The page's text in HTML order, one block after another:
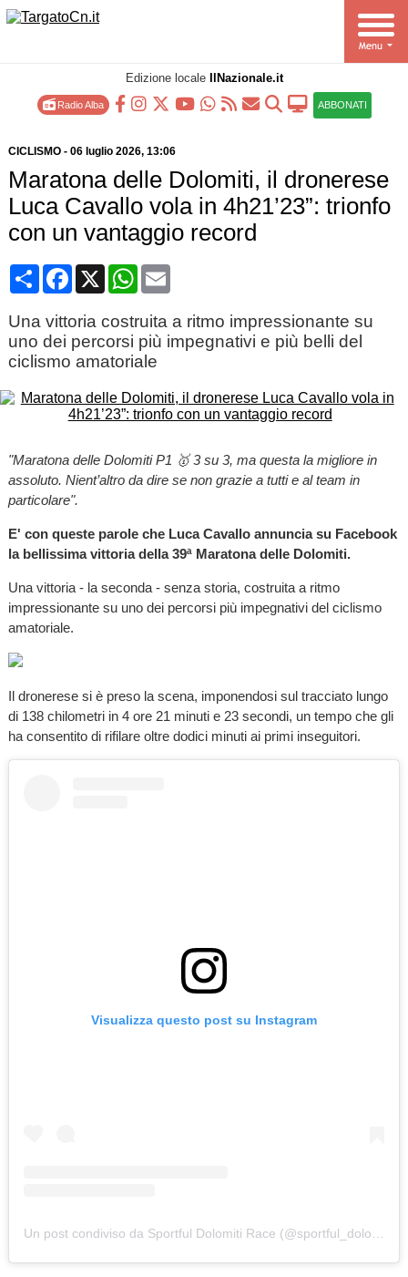
Edizione locale IlNazionale.it
Radio Alba ABBONATI
CICLISMO- 06 luglio 2026, 13:06
Maratona delle Dolomiti, il dronerese
Luca Cavallo vola in 4h21’23”: trionfo
con un vantaggio record
CondividiFacebook
X WhatsApp
Email
Una vittoria costruita a ritmo impressionante su
uno dei percorsi più impegnativi e più belli del
ciclismo amatoriale
"Maratona delle Dolomiti P1 🥇 3 su 3, ma questa la migliore in
assoluto. Nient’altro da dire se non grazie a tutti e al team in
particolare".
E' con queste parole che Luca Cavallo annuncia su Facebook
la bellissima vittoria della 39ª Maratona delle Dolomiti.
Una vittoria - la seconda - senza storia, costruita a ritmo
impressionante su uno dei percorsi più impegnativi del ciclismo
amatoriale.
Il dronerese si è preso la scena, imponendosi sul tracciato lungo
di 138 chilometri in 4 ore 21 minuti e 23 secondi, un tempo che gli
ha consentito di rifilare oltre dodici minuti ai primi inseguitori.
Visualizza questo post su Instagram